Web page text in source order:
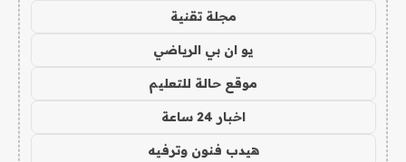
مجلة تقنية
يو ان بي الرياضي
موقع حالة للتعليم
اخبار 24 ساعة
هيدب فنون وترفيه